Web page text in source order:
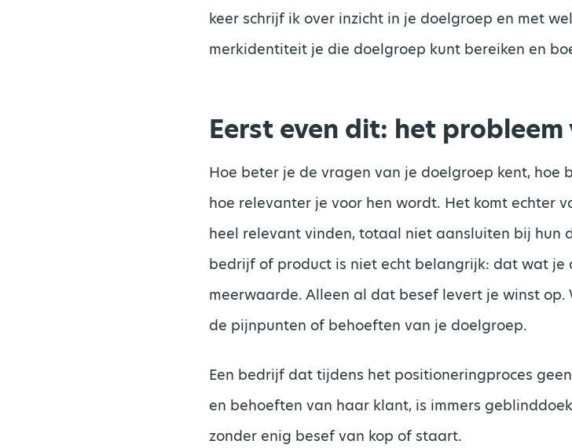
keer schrijf ik over inzicht in je doelgroep en met
merkidentiteit je die doelgroep kunt bereiken en
Eerst even dit: het
Hoe beter je de vragen van je doelgroep kent, hoe
hoe relevanter je voor hen wordt. Het komt echter
heel relevant vinden, totaal niet aansluiten bij hun
bedrijf of product is niet echt belangrijk: dat wat
meerwaarde. Alleen al dat besef levert je winst
de pijnpunten of behoeften van je doelgroep.
Een bedrijf dat tijdens het positioneringproces
en behoeften van haar klant, is immers
zonder enig besef van kop of staart.